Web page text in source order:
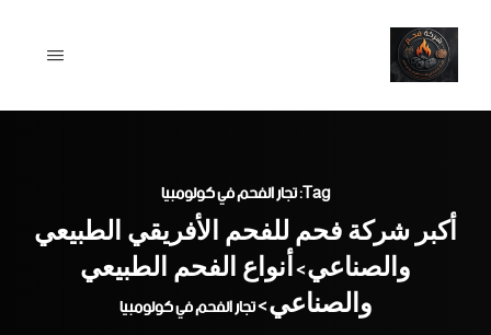
content
Tag: تجار الفحم في كولومبيا
أكبر شركة فحم للفحم الأفريقي الطبيعي
والصناعي>أنواع الفحم الطبيعي
والصناعي>تجار الفحم في كولومبيا